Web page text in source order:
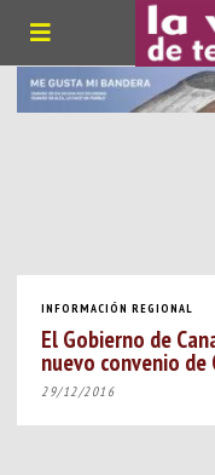
INFORMACIÓN REGIONAL
El Gobierno de
nuevo convenio de
29/12/2016